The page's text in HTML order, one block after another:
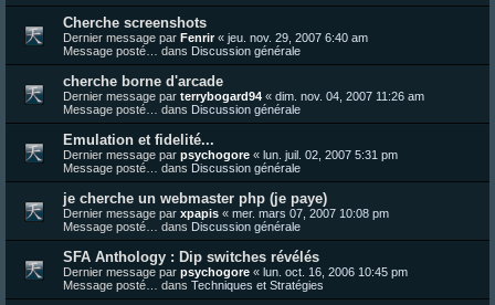
Cherche screenshots
Dernier message par Fenrir« jeu. nov. 29, 2007 6:40 am
Message posté… dans Discussion générale
cherche borne d'arcade
Dernier message par terrybogard94 « dim. nov. 04, 2007 11:26 am
Message posté… dans Discussion générale
Emulation et fidelité...
Dernier message par psychogore « lun. juil. 02, 2007 5:31 pm
Message posté… dans Discussion générale
je cherche un webmaster php (je paye)
Dernier message par xpapis « mer. mars 07, 2007 10:08 pm
Message posté… dans Discussion générale
SFA Anthology : Dip switches révélés
Dernier message par psychogore « lun. oct. 16, 2006 10:45 pm
Message posté… dans Techniques et Stratégies